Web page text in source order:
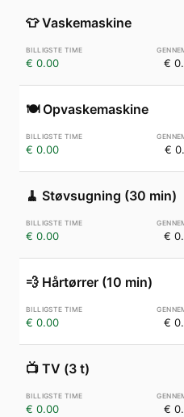
👕 Vaskemaskine
€ 0.00 €
🍽️ Opvaskemaskine
€ 0.00 €
🧹 Støvsugning (30 min)
€ 0.00 €
💨 Hårtørrer (10 min)
€ 0.00 €
📺 TV (3 t)
€ 0.00 €